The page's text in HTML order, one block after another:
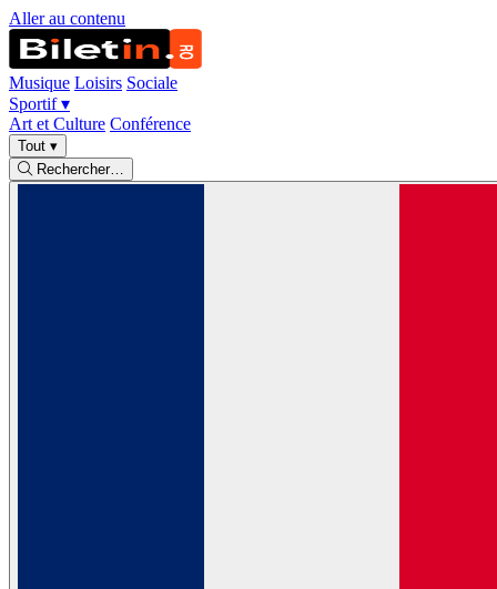
Aller au contenu
Musique Loisirs Sociale
Sportif▾
Art et Culture Conférence
Tout ▾
Rechercher…